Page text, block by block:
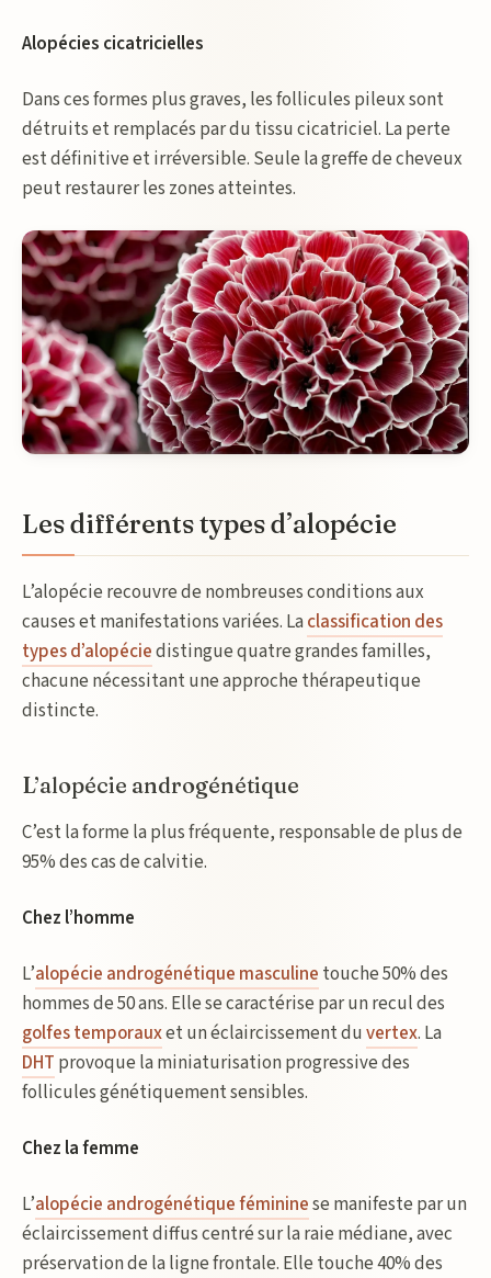
Alopécies cicatricielles
Dans ces formes plus graves, les follicules pileux sont
détruits et remplacés par du tissu cicatriciel. La perte
est définitive et irréversible. Seule la greffe de cheveux
peut restaurer les zones atteintes.
Les différents types d’alopécie
L’alopécie recouvre de nombreuses conditions aux
causes et manifestations variées. Laclassification des
types d’alopéciedistingue quatre grandes familles,
chacune nécessitant une approche thérapeutique
distincte.
L’alopécie androgénétique
C’est la forme la plus fréquente, responsable de plus de
95% des cas de calvitie.
Chez l’homme
L’alopécie androgénétique masculine touche 50% des
hommes de 50 ans. Elle se caractérise par un recul des
golfes temporauxet un éclaircissement duvertex. La
DHT provoque la miniaturisation progressive des
follicules génétiquement sensibles.
Chez la femme
L’alopécie androgénétique fémininese manifeste par un
éclaircissement diffus centré sur la raie médiane, avec
préservation de la ligne frontale. Elle touche 40% des